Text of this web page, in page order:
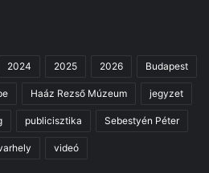
2024 2025 2026 Budapest
Haáz Rezső Múzeum jegyzet
publicisztika Sebestyén Péter
videó